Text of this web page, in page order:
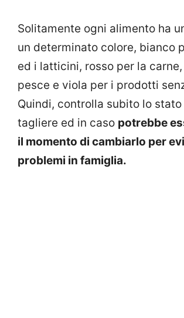
Solitamente ogni alimento ha
un determinato colore, bianco
ed i latticini, rosso per la
pesce e viola per i prodotti
Quindi, controlla subito lo
tagliere ed in caso potrebbe
il momento di cambiarlo per
problemi in famiglia.